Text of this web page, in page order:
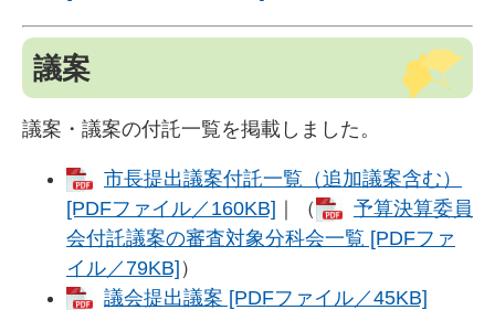
議案
議案・議案の付託一覧を掲載しました。
市長提出議案付託一覧（追加議案含む）
[PDFファイル／160KB] ｜（​
予算決算委員
会付託議案の審査対象分科会一覧 [PDFファ
イル／79KB] ）
議会提出議案 [PDFファイル／45KB]